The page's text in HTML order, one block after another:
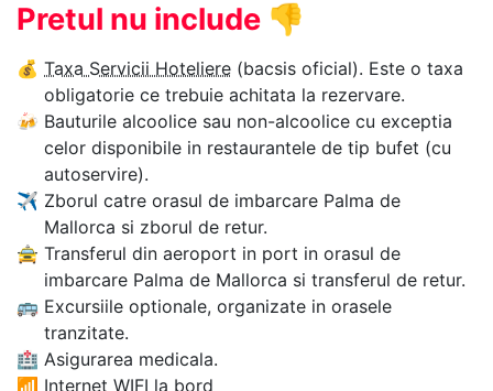
Pretul nu include 👎
💰 Taxa Servicii Hoteliere (bacsis oficial). Este o taxa
obligatorie ce trebuie achitata la rezervare.
🍻 Bauturile alcoolice sau non-alcoolice cu exceptia
celor disponibile in restaurantele de tip bufet (cu
autoservire).
✈ Zborul catre orasul de imbarcare Palma de
Mallorca si zborul de retur.
🚖 Transferul din aeroport in port in orasul de
imbarcare Palma de Mallorca si transferul de retur.
🚌 Excursiile optionale, organizate in orasele
tranzitate.
🏥 Asigurarea medicala.
📶 Internet WIFI la bord